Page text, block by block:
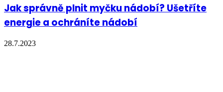
Jak správně plnit myčku nádobí? Ušetříte
energie a ochráníte nádobí
28.7.2023